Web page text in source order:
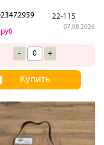
22-115
07.08.2026
- +
Купить